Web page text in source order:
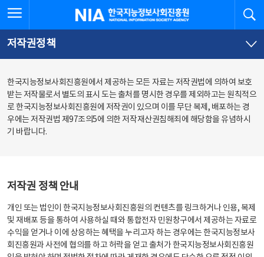
문
로
가
체
뉴
바
가
한국지능정보사회진흥원
저작권정책
한국지능정보사회진흥원에서 제공하는 모든 자료는 저작권법에 의하여 보호
받는 저작물로서 별도의 표시 도는 출처를 명시한 경우를 제외하고는 원칙적으
로 한국지능정보사회진흥원에 저작권이 있으며 이를 무단 복제, 배포하는 경
우에는 저작권법 제97조의5에 의한 저작재산권침해죄에 해당함을 유념하시
기 바랍니다.
저작권 정책 안내
개인 또는 법인이 한국지능정보사회진흥원의 컨텐츠를 링크하거나 인용, 복제
및 재배포 등을 통하여 사용하실 때와 통합전자 민원창구에서 제공하는 자료로
수익을 얻거나 이에 상응하는 혜택을 누리고자 하는 경우에는 한국지능정보사
회진흥원과 사전에 협의를 하고 허락을 얻고 출처가 한국지능정보사회진흥원